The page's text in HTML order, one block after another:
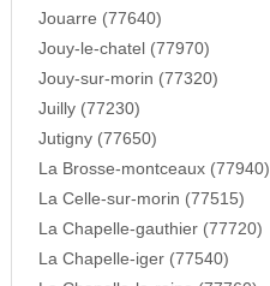
Jouarre (77640)
Jouy-le-chatel (77970)
Jouy-sur-morin (77320)
Juilly (77230)
Jutigny (77650)
La Brosse-montceaux (77940)
La Celle-sur-morin (77515)
La Chapelle-gauthier (77720)
La Chapelle-iger (77540)